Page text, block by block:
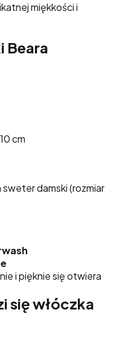
miękkości i
Beara
cm
damski (rozmiar
i pięknie się otwiera
się włóczka